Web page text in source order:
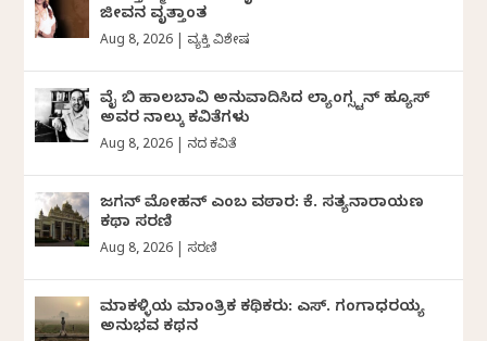
ಜೀವನ ವೃತ್ತಾಂತ
Aug 8, 2026 ವ್ಯಕ್ತಿ ವಿಶೇಷ
ವೈ ಬಿ ಹಾಲಬಾವಿ ಅನುವಾದಿಸಿದ ಲ್ಯಾಂಗ್ಸ್ಟನ್ ಹ್ಯೂಸ್
ಅವರ ನಾಲ್ಕು ಕವಿತೆಗಳು
Aug 8, 2026 ದಿನದ ಕವಿತೆ
ಜಗನ್‌ ಮೋಹನ್‌ ಎಂಬ ವಠಾರ: ಕೆ. ಸತ್ಯನಾರಾಯಣ
ಕಥಾ ಸರಣಿ
Aug 8, 2026 ಸರಣಿ
ಮಾಕಳ್ಳಿಯ ಮಾಂತ್ರಿಕ ಕಥಿಕರು: ಎಸ್. ಗಂಗಾಧರಯ್ಯ
ಅನುಭವ ಕಥನ